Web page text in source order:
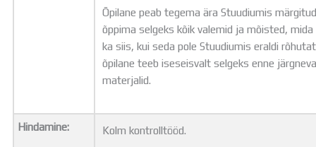
Õpilane peab tegema ära Stuudiumis
õppima selgeks kõik valemid ja mõisted,
ka siis, kui seda pole Stuudiumis eraldi
õpilane teeb iseseisvalt selgeks enne
materjalid.
Hindamine: Kolm kontrolltööd.